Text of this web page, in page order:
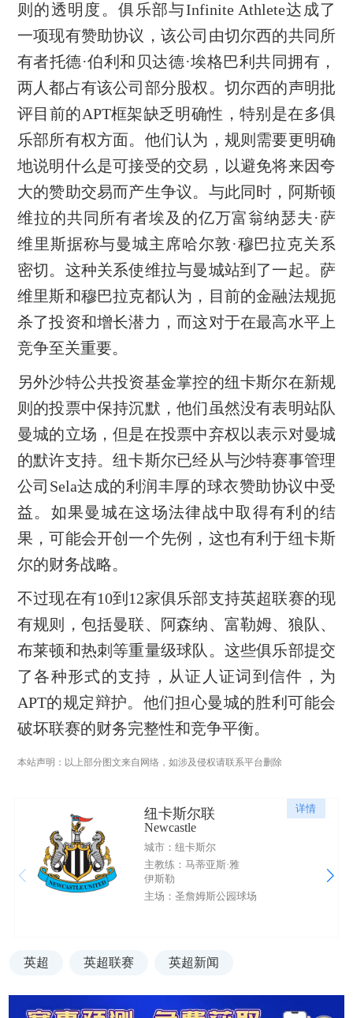
则的透明度。俱乐部与Infinite Athlete达成了
一项现有赞助协议，该公司由切尔西的共同所
有者托德·伯利和贝达德·埃格巴利共同拥有，
两人都占有该公司部分股权。切尔西的声明批
评目前的APT框架缺乏明确性，特别是在多俱
乐部所有权方面。他们认为，规则需要更明确
地说明什么是可接受的交易，以避免将来因夸
大的赞助交易而产生争议。与此同时，阿斯顿
维拉的共同所有者埃及的亿万富翁纳瑟夫·萨
维里斯据称与曼城主席哈尔敦·穆巴拉克关系
密切。这种关系使维拉与曼城站到了一起。萨
维里斯和穆巴拉克都认为，目前的金融法规扼
杀了投资和增长潜力，而这对于在最高水平上
竞争至关重要。
另外沙特公共投资基金掌控的纽卡斯尔在新规
则的投票中保持沉默，他们虽然没有表明站队
曼城的立场，但是在投票中弃权以表示对曼城
的默许支持。纽卡斯尔已经从与沙特赛事管理
公司Sela达成的利润丰厚的球衣赞助协议中受
益。如果曼城在这场法律战中取得有利的结
果，可能会开创一个先例，这也有利于纽卡斯
尔的财务战略。
不过现在有10到12家俱乐部支持英超联赛的现
有规则，包括曼联、阿森纳、富勒姆、狼队、
布莱顿和热刺等重量级球队。这些俱乐部提交
了各种形式的支持，从证人证词到信件，为
APT的规定辩护。他们担心曼城的胜利可能会
破坏联赛的财务完整性和竞争平衡。
本站声明：以上部分图文来自网络，如涉及侵权请联系平台删除
详情
纽卡斯尔联
Newcastle
城市：纽卡斯尔
主教练：马蒂亚斯·雅
伊斯勒
主场：圣詹姆斯公园球场
英超 英超联赛 英超新闻